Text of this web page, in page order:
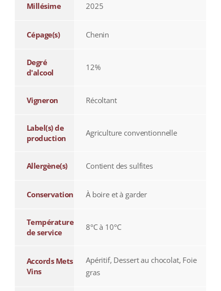
Millésime 2025
Cépage(s) Chenin
Degré
d'alcool
12%
Vigneron Récoltant
Label(s) de
production
Agriculture conventionnelle
Allergène(s) Contient des sulfites
Conservation À boire et à garder
Température
de service
8°C à 10°C
Accords Mets
Vins
Apéritif, Dessert au chocolat, Foie
gras